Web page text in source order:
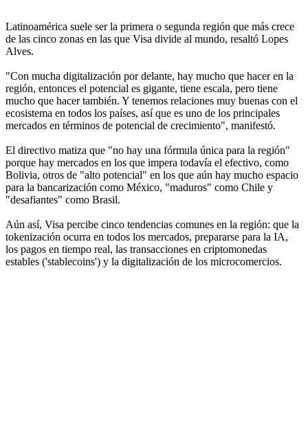
Latinoamérica suele ser la primera o segunda región que más crece
de las cinco zonas en las que Visa divide al mundo, resaltó Lopes
Alves.
"Con mucha digitalización por delante, hay mucho que hacer en la
región, entonces el potencial es gigante, tiene escala, pero tiene
mucho que hacer también. Y tenemos relaciones muy buenas con el
ecosistema en todos los países, así que es uno de los principales
mercados en términos de potencial de crecimiento", manifestó.
El directivo matiza que "no hay una fórmula única para la región"
porque hay mercados en los que impera todavía el efectivo, como
Bolivia, otros de "alto potencial" en los que aún hay mucho espacio
para la bancarización como México, "maduros" como Chile y
"desafiantes" como Brasil.
Aún así, Visa percibe cinco tendencias comunes en la región: que la
tokenización ocurra en todos los mercados, prepararse para la IA,
los pagos en tiempo real, las transacciones en criptomonedas
estables ('stablecoins') y la digitalización de los microcomercios.